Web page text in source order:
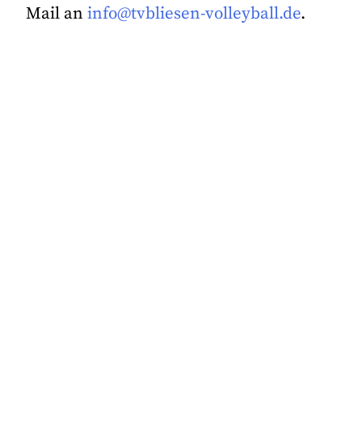
Mail aninfo@tvbliesen-volleyball.de.